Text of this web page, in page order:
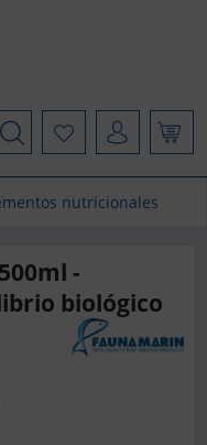
nutricionales
-
biológico